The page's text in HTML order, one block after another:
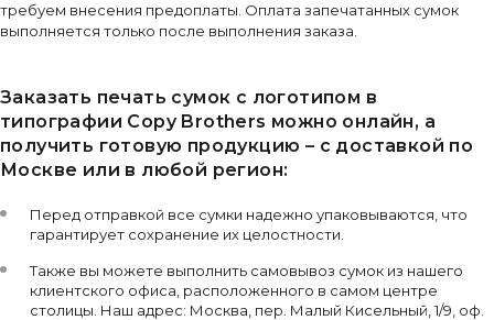
требуем внесения предоплаты. Оплата запечатанных сумок
выполняется только после выполнения заказа.
Заказать печать сумок с логотипом в
типографии Copy Brothers можно онлайн, а
получить готовую продукцию – с доставкой по
Москве или в любой регион:
Перед отправкой все сумки надежно упаковываются, что
гарантирует сохранение их целостности.
Также вы можете выполнить самовывоз сумок из нашего
клиентского офиса, расположенного в самом центре
столицы. Наш адрес: Москва, пер. Малый Кисельный, 1/9, оф.